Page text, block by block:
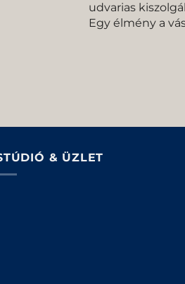
udvarias
Egy élmény a
& ÜZLET